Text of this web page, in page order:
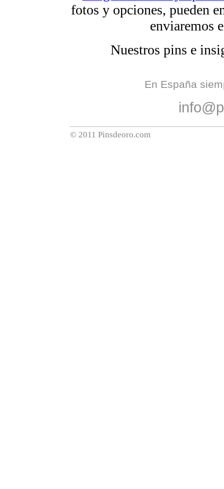
fotos y opciones, pueden
enviaremos
Nuestros pins e
En España
© 2011 Pinsdeoro.com